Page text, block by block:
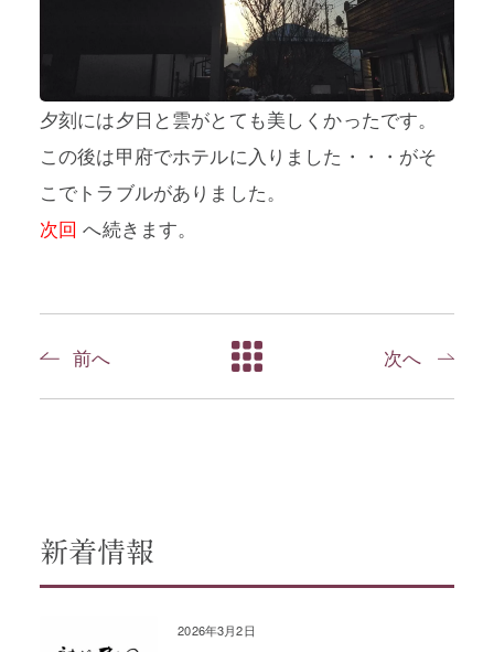
夕刻には夕日と雲がとても美しくかったです。
この後は甲府でホテルに入りました・・・がそ
こでトラブルがありました。
次回 へ続きます。
前へ 次へ
新着情報
2026年3月2日